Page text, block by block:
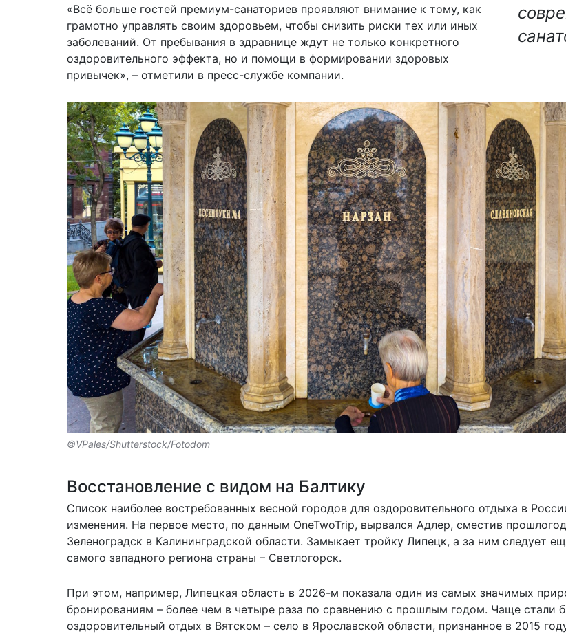
«Всё больше гостей премиум-санаториев проявляют внимание к тому, как
грамотно управлять своим здоровьем, чтобы снизить риски тех или иных
заболеваний. От пребывания в здравнице ждут не только конкретного
оздоровительного эффекта, но и помощи в формировании здоровых
привычек», – отметили в пресс-службе компании.
©VPales/Shutterstock/Fotodom
Восстановление с видом на Балтику
Список наиболее востребованных весной городов для оздоровительного отдыха в
изменения. На первое место, по данным OneTwoTrip, вырвался Адлер, сместив
Зеленоградск в Калининградской области. Замыкает тройку Липецк, а за ним следует
самого западного региона страны – Светлогорск.
При этом, например, Липецкая область в 2026-м показала один из самых значимых
бронированиям – более чем в четыре раза по сравнению с прошлым годом. Чаще стали
оздоровительный отдых в Вятском – село в Ярославской области, признанное в 2015